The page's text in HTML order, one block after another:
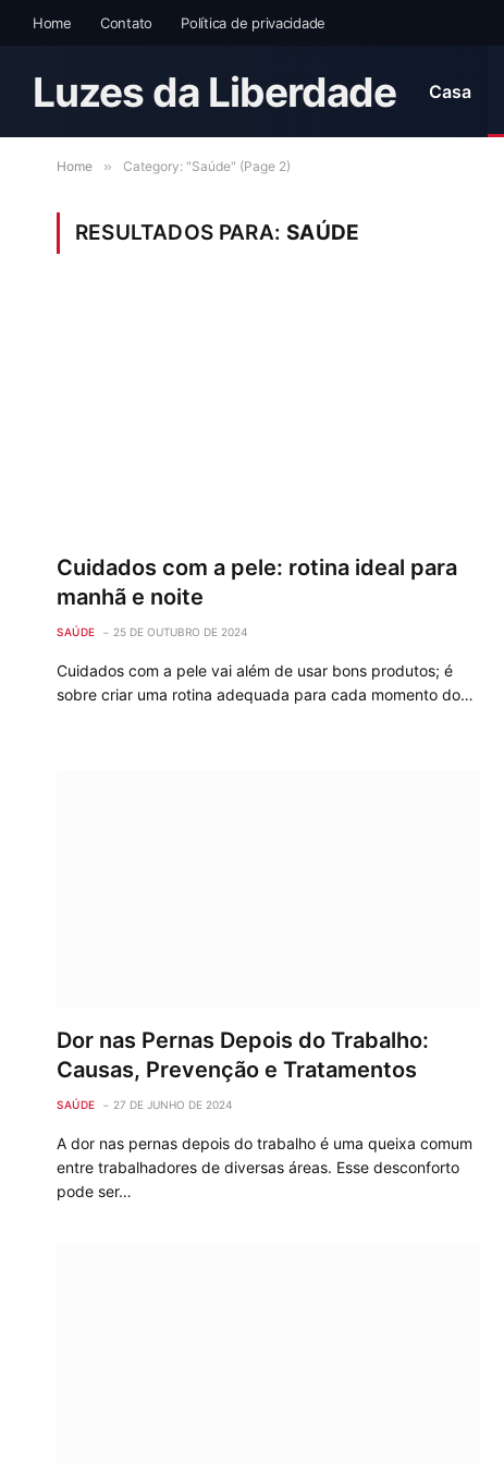
Home Contato Política de privacidade
Luzes da Liberdade Casa
Home » Category: "Saúde" (Page 2)
RESULTADOS PARA: SAÚDE
Cuidados com a pele: rotina ideal para
manhã e noite
SAÚDE 25 DE OUTUBRO DE 2024
Cuidados com a pele vai além de usar bons produtos; é
sobre criar uma rotina adequada para cada momento do…
Dor nas Pernas Depois do Trabalho:
Causas, Prevenção e Tratamentos
SAÚDE 27 DE JUNHO DE 2024
A dor nas pernas depois do trabalho é uma queixa comum
entre trabalhadores de diversas áreas. Esse desconforto
pode ser…